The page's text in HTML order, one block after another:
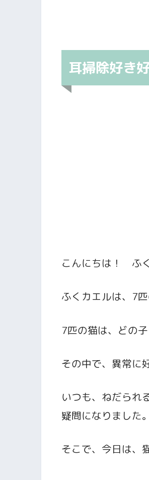
耳掃除好き
こんにちは！ ふ
ふくカエルは、7
7匹の猫は、どの
その中で、異常に
いつも、ねだられ
疑問になりました。
そこで、今日は、